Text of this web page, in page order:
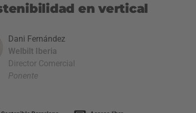
en vertical
Dani Fernández
Welbilt Iberia
Director Comercial
Ponente